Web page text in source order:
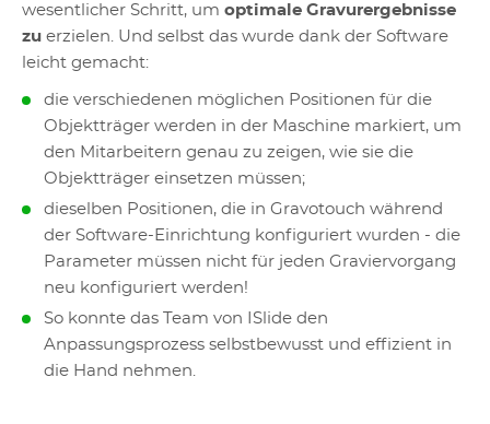
wesentlicher Schritt, um optimale Gravurergebnisse
zu erzielen. Und selbst das wurde dank der Software
leicht gemacht:
die verschiedenen möglichen Positionen für die
Objektträger werden in der Maschine markiert, um
den Mitarbeitern genau zu zeigen, wie sie die
Objektträger einsetzen müssen;
dieselben Positionen, die in Gravotouch während
der Software-Einrichtung konfiguriert wurden - die
Parameter müssen nicht für jeden Graviervorgang
neu konfiguriert werden!
So konnte das Team von ISlide den
Anpassungsprozess selbstbewusst und effizient in
die Hand nehmen.